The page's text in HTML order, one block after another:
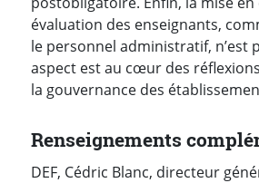
évaluation des enseignants,
le personnel administratif, n’est
aspect est au cœur des
la gouvernance des
Renseignements
DEF, Cédric Blanc, directeur